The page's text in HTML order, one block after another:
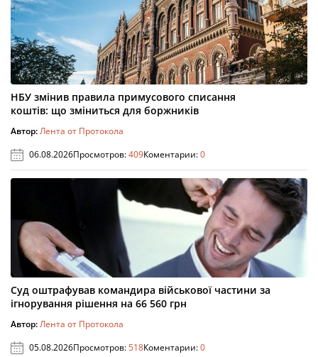
НБУ змінив правила примусового списання
коштів: що зміниться для боржників
Автор:Лента от Протокола
06.08.2026Просмотров:409Коментарии:0
Суд оштрафував командира військової частини за
ігнорування рішення на 66 560 грн
Автор:Лента от Протокола
05.08.2026Просмотров:518Коментарии:0